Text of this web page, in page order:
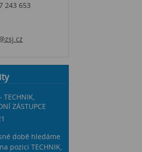
243 653
TECHNIK,
ZÁSTUPCE
době hledáme
pozici TECHNIK,